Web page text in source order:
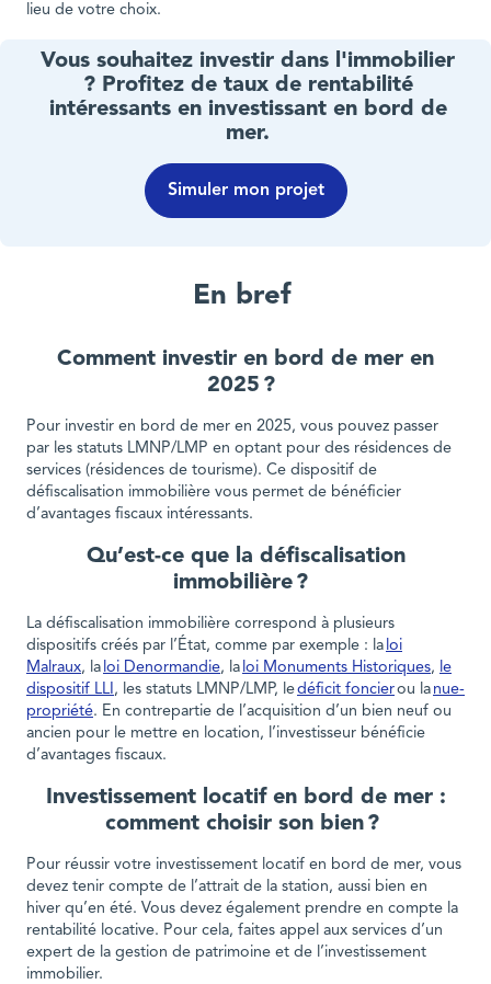
lieu de votre choix.
Vous souhaitez investir dans l'immobilier
? Profitez de taux de rentabilité
intéressants en investissant en bord de
mer.
Simuler mon projet
En bref
Comment investir en bord de mer en
2025 ?
Pour investir en bord de mer en 2025, vous pouvez passer
par les statuts LMNP/LMP en optant pour des résidences de
services (résidences de tourisme). Ce dispositif de
défiscalisation immobilière vous permet de bénéficier
d’avantages fiscaux intéressants.
Qu’est-ce que la défiscalisation
immobilière ?
La défiscalisation immobilière correspond à plusieurs
dispositifs créés par l’État, comme par exemple : la loi
Malraux, la loi Denormandie, la loi Monuments Historiques, le
dispositif LLI , les statuts LMNP/LMP, ledéficit foncierou la nue-
propriété. En contrepartie de l’acquisition d’un bien neuf ou
ancien pour le mettre en location, l’investisseur bénéficie
d’avantages fiscaux.
Investissement locatif en bord de mer :
comment choisir son bien ?
Pour réussir votre investissement locatif en bord de mer, vous
devez tenir compte de l’attrait de la station, aussi bien en
hiver qu’en été. Vous devez également prendre en compte la
rentabilité locative. Pour cela, faites appel aux services d’un
expert de la gestion de patrimoine et de l’investissement
immobilier.